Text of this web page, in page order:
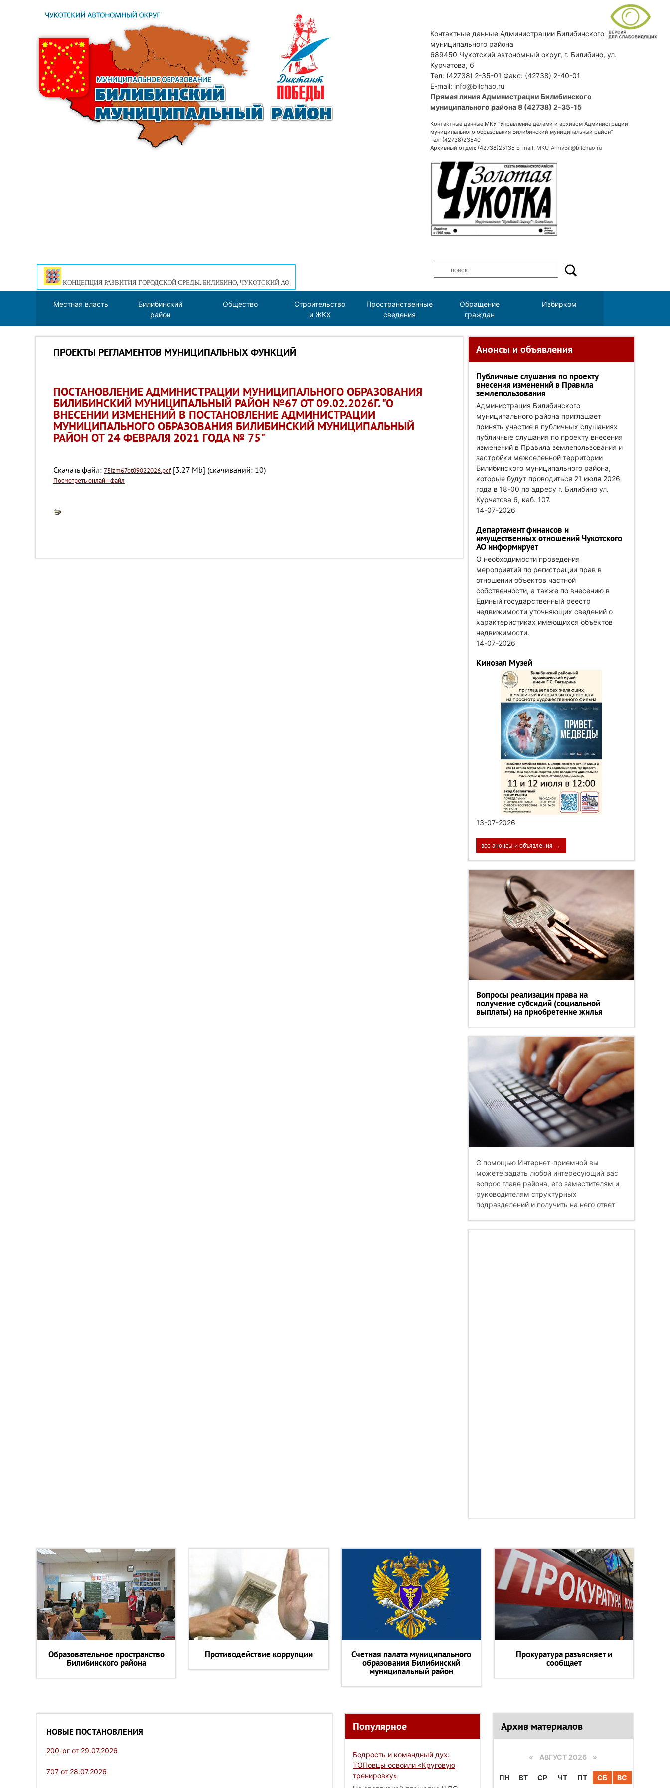
Контактные данные Администрации Билибинского
муниципального района
689450 Чукотский автономный округ, г. Билибино, ул.
Курчатова, 6
Тел: (42738) 2-35-01 Факс: (42738) 2-40-01
E-mail: info@bilchao.ru
Прямая линия Администрации Билибинского
муниципального района 8 (42738) 2-35-15
Контактные данные МКУ "Управление делами и архивом Администрации
муниципального образования Билибинский муниципальный район"
Тел: (42738)23540
Архивный отдел: (42738)25135 E-mail: MKU_ArhivBil@bilchao.ru
КОНЦЕПЦИЯ РАЗВИТИЯ ГОРОДСКОЙ СРЕДЫ. БИЛИБИНО, ЧУКОТСКИЙ АО
Местная власть
Билибинский
район
Общество
Строительство
и ЖКХ
Пространственные
сведения
Обращение
граждан
Избирком
ПРОЕКТЫ РЕГЛАМЕНТОВ МУНИЦИПАЛЬНЫХ ФУНКЦИЙ
ПОСТАНОВЛЕНИЕ АДМИНИСТРАЦИИ МУНИЦИПАЛЬНОГО ОБРАЗОВАНИЯ
БИЛИБИНСКИЙ МУНИЦИПАЛЬНЫЙ РАЙОН №67 ОТ 09.02.2026Г. "О
ВНЕСЕНИИ ИЗМЕНЕНИЙ В ПОСТАНОВЛЕНИЕ АДМИНИСТРАЦИИ
МУНИЦИПАЛЬНОГО ОБРАЗОВАНИЯ БИЛИБИНСКИЙ МУНИЦИПАЛЬНЫЙ
РАЙОН ОТ 24 ФЕВРАЛЯ 2021 ГОДА № 75"
Скачать файл: 75izm67ot09022026.pdf[3.27 Mb] (cкачиваний: 10)
Посмотреть онлайн файл
Анонсы и объявления
Публичные слушания по проекту
внесения изменений в Правила
землепользования
Администрация Билибинского
муниципального района приглашает
принять участие в публичных слушаниях
публичные слушания по проекту внесения
изменений в Правила землепользования и
застройки межселенной территории
Билибинского муниципального района,
которые будут проводиться 21 июля 2026
года в 18-00 по адресу г. Билибино ул.
Курчатова 6, каб. 107.
14-07-2026
Департамент финансов и
имущественных отношений Чукотского
АО информирует
О необходимости проведения
мероприятий по регистрации прав в
отношении объектов частной
собственности, а также по внесению в
Единый государственный реестр
недвижимости уточняющих сведений о
характеристиках имеющихся объектов
недвижимости.
14-07-2026
Кинозал Музей
13-07-2026
все анонсы и объявления →
Вопросы реализации права на
получение субсидий (социальной
выплаты) на приобретение жилья
С помощью Интернет-приемной вы
можете задать любой интересующий вас
вопрос главе района, его заместителям и
руководителям структурных
подразделений и получить на него ответ
Образовательное пространство
Билибинского района
Противодействие коррупции Счетная палата муниципального
образования Билибинский
муниципальный район
Прокуратура разъясняет и
сообщает
НОВЫЕ ПОСТАНОВЛЕНИЯ
200-рг от 29.07.2026
707 от 28.07.2026
Популярное
Бодрость и командный дух:
ТОПовцы освоили «Круговую
тренировку»
Архив материалов
« АВГУСТ 2026 »
ПН ВТ СР ЧТ ПТ СБ ВС